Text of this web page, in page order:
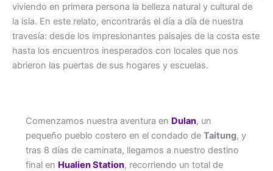
viviendo en primera persona la belleza natural y cultural de
la isla. En este relato, encontrarás el día a día de nuestra
travesía: desde los impresionantes paisajes de la costa este
hasta los encuentros inesperados con locales que nos
abrieron las puertas de sus hogares y escuelas.
Comenzamos nuestra aventura en Dulan, un
pequeño pueblo costero en el condado de Taitung, y
tras 8 días de caminata, llegamos a nuestro destino
final en Hualien Station, recorriendo un total de